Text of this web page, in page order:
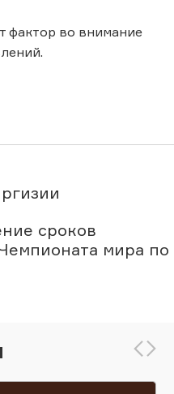
фактор во внимание
сроков
мира по